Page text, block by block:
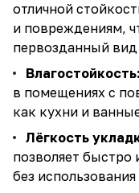
отличной
и повреждениям,
первозданный вид
Влагостойкость:
в помещениях с
как кухни и
Лёгкость
позволяет быстро
без использования